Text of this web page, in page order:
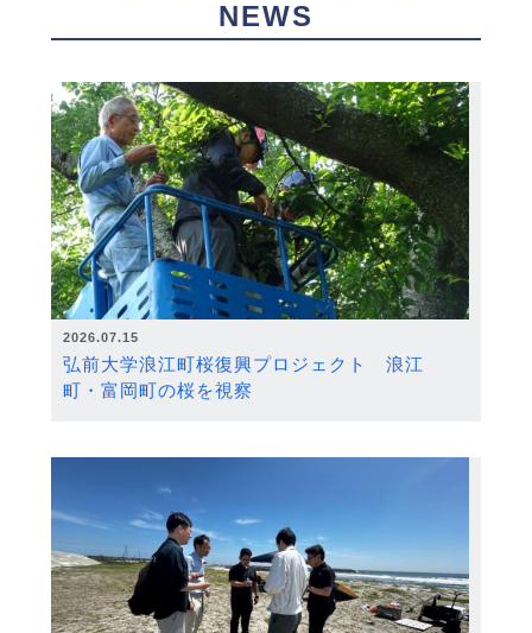
NEWS
2026.07.15
弘前大学浪江町桜復興プロジェクト 浪江
町・富岡町の桜を視察